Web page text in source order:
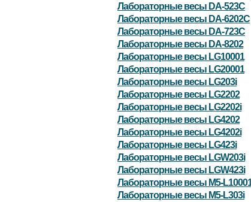
Лабораторные весы DA-523C
Лабораторные весы DA-6202C
Лабораторные весы DA-723C
Лабораторные весы DA-8202
Лабораторные весы LG10001
Лабораторные весы LG20001
Лабораторные весы LG203i
Лабораторные весы LG2202
Лабораторные весы LG2202i
Лабораторные весы LG4202
Лабораторные весы LG4202i
Лабораторные весы LG423i
Лабораторные весы LGW203i
Лабораторные весы LGW423i
Лабораторные весы M5-
Лабораторные весы M5-L303i